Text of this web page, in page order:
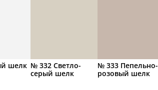
шелк № 332 Светло-
серый шелк
№ 333 Пепельно-
розовый шелк